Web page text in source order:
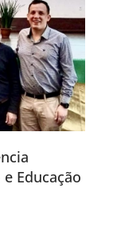
Educação